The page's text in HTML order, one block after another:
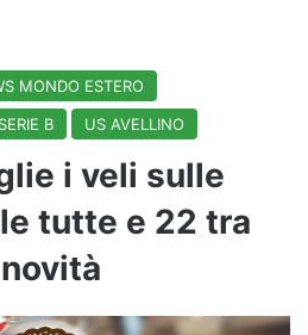
MONDO ESTERO
SERIE B US AVELLINO
i veli sulle
tutte e 22 tra